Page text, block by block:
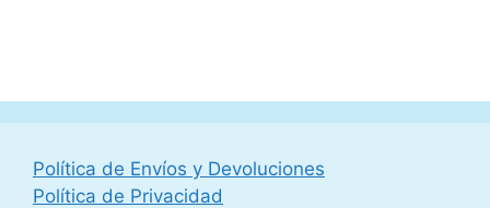
Política de Envíos y Devoluciones
Política de Privacidad